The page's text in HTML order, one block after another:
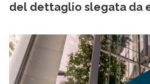
del dettaglio slegata da